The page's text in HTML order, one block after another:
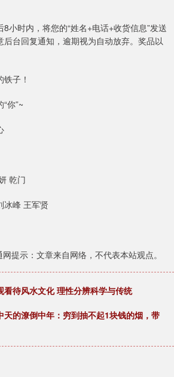
小时内，将您的“姓名+电话+收货信息”发送
台回复通知，逾期视为自动放弃。奖品以
子！
你”~
乾门
冰峰 王军贤
网提示：文章来自网络，不代表本站观点。
看待风水文化 理性分辨科学与传统
天的潦倒中年：穷到抽不起1块钱的烟，带